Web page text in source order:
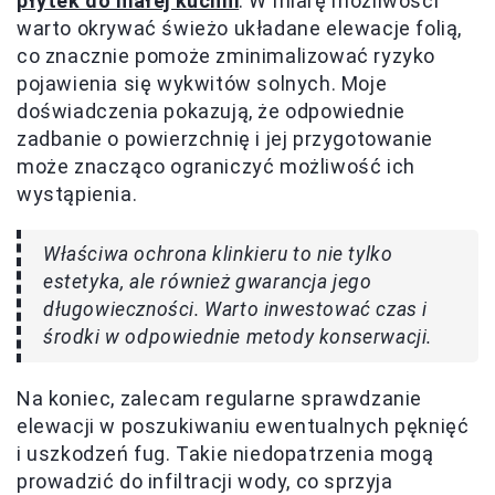
warto okrywać świeżo układane elewacje folią,
co znacznie pomoże zminimalizować ryzyko
pojawienia się wykwitów solnych. Moje
doświadczenia pokazują, że odpowiednie
zadbanie o powierzchnię i jej przygotowanie
może znacząco ograniczyć możliwość ich
wystąpienia.
Właściwa ochrona klinkieru to nie tylko
estetyka, ale również gwarancja jego
długowieczności. Warto inwestować czas i
środki w odpowiednie metody konserwacji.
Na koniec, zalecam regularne sprawdzanie
elewacji w poszukiwaniu ewentualnych pęknięć
i uszkodzeń fug. Takie niedopatrzenia mogą
prowadzić do infiltracji wody, co sprzyja